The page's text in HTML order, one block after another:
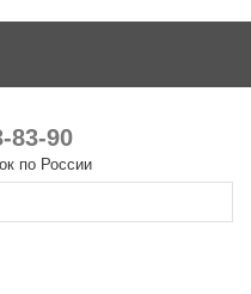
83-90
по России